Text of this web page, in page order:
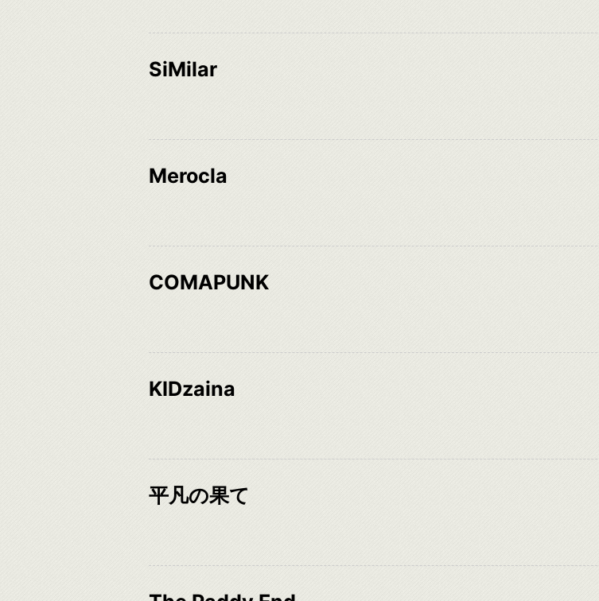
SiMilar
Merocla
COMAPUNK
KIDzaina
平凡の果て